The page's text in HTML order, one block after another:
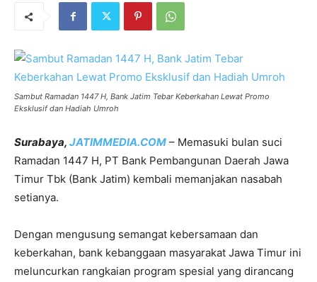
Sambut Ramadan 1447 H, Bank Jatim Tebar Keberkahan Lewat Promo
Eksklusif dan Hadiah Umroh
Surabaya, JATIMMEDIA.COM – Memasuki bulan suci
Ramadan 1447 H, PT Bank Pembangunan Daerah Jawa
Timur Tbk (Bank Jatim) kembali memanjakan nasabah
setianya.
Dengan mengusung semangat kebersamaan dan
keberkahan, bank kebanggaan masyarakat Jawa Timur ini
meluncurkan rangkaian program spesial yang dirancang